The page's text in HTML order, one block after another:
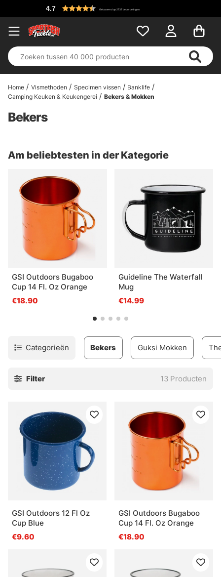
4.7 Gebaseerd op 2737 beoordelingen
Home Vismethoden Specimen vissen
Banklife
Camping Keuken & Keukengerei
Bekers & Mokken
Bekers
Am beliebtesten in der Kategorie
GSI Outdoors Bugaboo
Cup 14 Fl. Oz Orange
€18.90
Guideline The Waterfall
Mug
€14.99
Categorieën Bekers Guksi Mokken
Filter 13 Producten
GSI Outdoors 12 Fl Oz
Cup Blue
€9.60
GSI Outdoors Bugaboo
Cup 14 Fl. Oz Orange
€18.90